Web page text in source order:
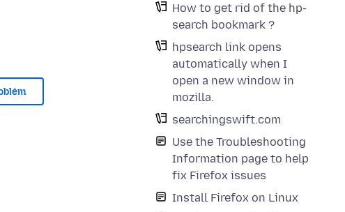
How to get rid of the hp-
search bookmark ?
hpsearch link opens
automatically when I
open a new window in
mozilla.
searchingswift.com
Use the Troubleshooting
Information page to help
fix Firefox issues
Install Firefox on Linux